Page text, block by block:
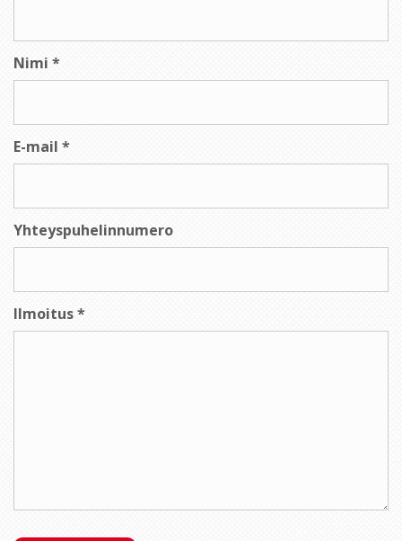
Nimi *
E-mail *
Yhteyspuhelinnumero
Ilmoitus *